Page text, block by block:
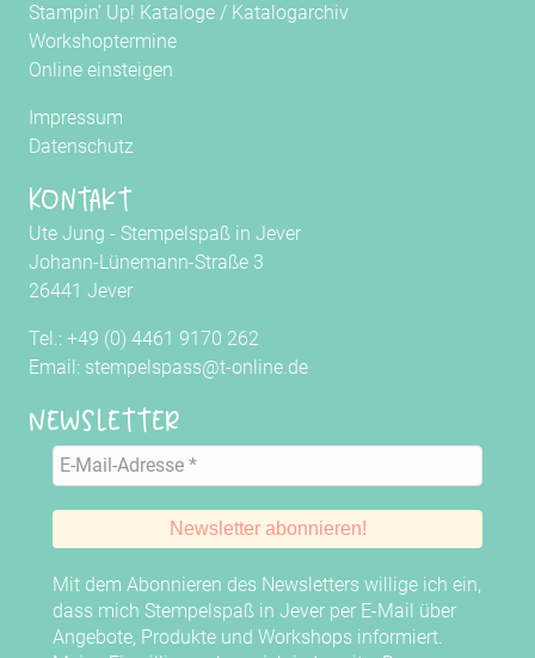
Stampin' Up! Kataloge / Katalogarchiv
Workshoptermine
Online einsteigen
Impressum
Datenschutz
Kontakt
Ute Jung - Stempelspaß in Jever
Johann-Lünemann-Straße 3
26441 Jever
Tel.: +49 (0) 4461 9170 262
Email: stempelspass@t-online.de
Newsletter
Mit dem Abonnieren des Newsletters willige ich ein,
dass mich Stempelspaß in Jever per E-Mail über
Angebote, Produkte und Workshops informiert.